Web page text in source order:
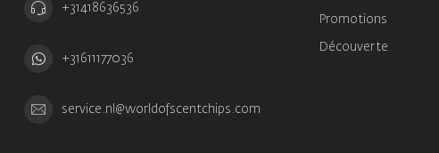
+31418636536
+31611177036
service.nl@worldofscentchips.com
Promotions
Découverte